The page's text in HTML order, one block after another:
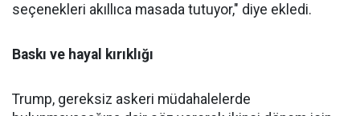
seçenekleri akıllıca masada tutuyor," diye ekledi.
Baskı ve hayal kırıklığı
Trump, gereksiz askeri müdahalelerde